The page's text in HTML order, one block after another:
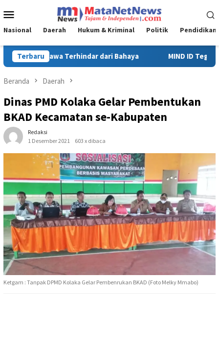
ke
Mobile
Nasional Daerah Hukum & Kriminal Politik Pendidikan
Terbaru
MIND ID Tegaskan Dukungan Penuh Bagi PT Vale di
Beranda Daerah
Dinas PMD Kolaka Gelar Pembentukan
BKAD Kecamatan se-Kabupaten
Redaksi
1 Desember 2021
603 x dibaca
Ketgam : Tanpak DPMD Kolaka Gelar Pembenrukan BKAD (Foto Melky Mmabo)